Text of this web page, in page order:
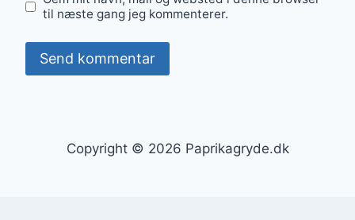
til næste gang jeg kommenterer.
Copyright © 2026 Paprikagryde.dk